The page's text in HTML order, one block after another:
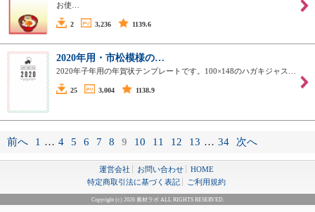
お使…
2 3,236 1139.6
2020年用・市松模様の…
2020年子年用の年賀状テンプレートです。100×148のハガキジャス…
25 3,004 1138.9
前へ 1 … 4 5 6 7 8 9 10 11 12 13 … 34 次へ
運営会社 お問い合わせ
HOME
特定商取引法に基づく表記
ご利用規約
Copyright (c) 2026 素材ラボ ALL RIGHTS RESERVED.